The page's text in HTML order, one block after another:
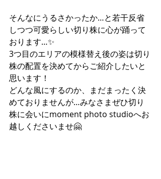
そんなにうるさかったか…と若干反省
しつつ可愛らしい切り株に心が踊って
おります…✨
3つ目のエリアの模様替え後の姿は切り
株の配置を決めてからご紹介したいと
思います！
どんな風にするのか、まだまったく決
めておりませんが…みなさまぜひ切り
株に会いにmoment photo studioへお
越しくださいませ🤗